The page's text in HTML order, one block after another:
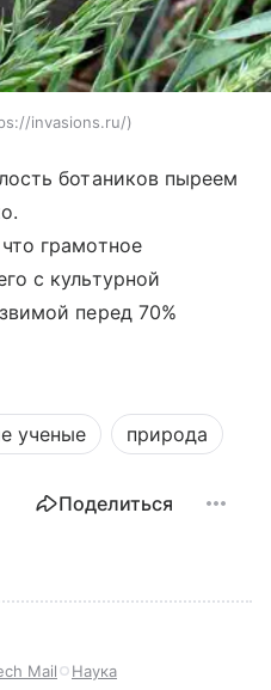
invasions.ru/
ботаников пыреем
что грамотное
с культурной
перед 70%
ученые природа
Поделиться
Mail Наука